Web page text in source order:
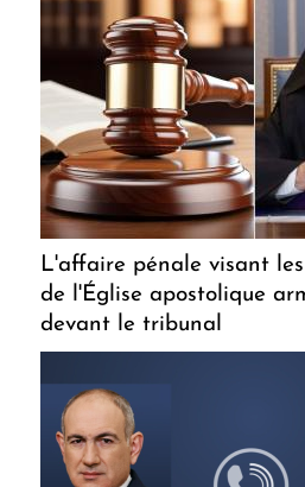
L'affaire pénale visant
de l'Église apostolique
devant le tribunal